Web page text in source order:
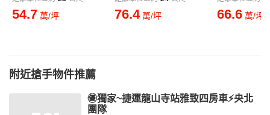
54.7 萬/坪 76.4 萬/坪 66.6 萬/坪
附近搶手物件推薦
㊝獨家~捷運龍山寺站雅致四房車⚡央北
團隊